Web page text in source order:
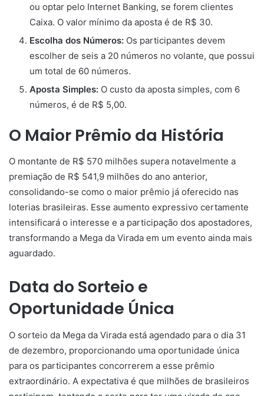
ou optar pelo Internet Banking, se forem clientes
Caixa. O valor mínimo da aposta é de R$ 30.
Escolha dos Números: Os participantes devem
escolher de seis a 20 números no volante, que possui
um total de 60 números.
Aposta Simples: O custo da aposta simples, com 6
números, é de R$ 5,00.
O Maior Prêmio da História
O montante de R$ 570 milhões supera notavelmente a
premiação de R$ 541,9 milhões do ano anterior,
consolidando-se como o maior prêmio já oferecido nas
loterias brasileiras. Esse aumento expressivo certamente
intensificará o interesse e a participação dos apostadores,
transformando a Mega da Virada em um evento ainda mais
aguardado.
Data do Sorteio e
Oportunidade Única
O sorteio da Mega da Virada está agendado para o dia 31
de dezembro, proporcionando uma oportunidade única
para os participantes concorrerem a esse prêmio
extraordinário. A expectativa é que milhões de brasileiros